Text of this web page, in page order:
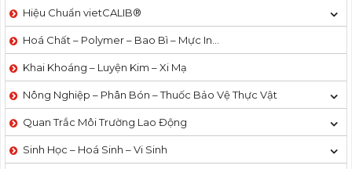
Hiệu Chuẩn vietCALIB®
Hoá Chất – Polymer – Bao Bì – Mực In…
Khai Khoáng – Luyện Kim – Xi Mạ
Nông Nghiệp – Phân Bón – Thuốc Bảo Vệ Thực Vật
Quan Trắc Môi Trường Lao Động
Sinh Học – Hoá Sinh – Vi Sinh